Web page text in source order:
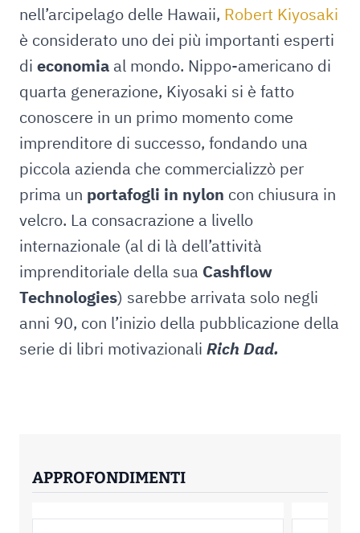
nell’arcipelago delle Hawaii, Robert Kiyosaki
è considerato uno dei più importanti esperti
di economia al mondo. Nippo-americano di
quarta generazione, Kiyosaki si è fatto
conoscere in un primo momento come
imprenditore di successo, fondando una
piccola azienda che commercializzò per
prima un portafogli in nylon con chiusura in
velcro. La consacrazione a livello
internazionale (al di là dell’attività
imprenditoriale della sua Cashflow
Technologies) sarebbe arrivata solo negli
anni 90, con l’inizio della pubblicazione della
serie di libri motivazionali Rich Dad.
APPROFONDIMENTI